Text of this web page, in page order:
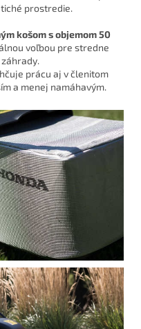
prostredie.
košom s objemom 50
voľbou pre stredne
prácu aj v členitom
a menej namáhavým.